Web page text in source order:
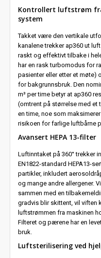
Kontrollert luftstrøm
system
Takket være den vertikale
kanalene trekker ap360 ut
raskt og effektivt tilbake i
har en rask turbomodus for
pasienter eller etter et møte)
for bakgrunnsbruk. Den
m³ per time betyr at ap360
(omtrent på størrelse med et
en time, noe som
risikoen for farlige luftbårne
Avansert HEPA 13-filter
Luftinntaket på 360° trekker
EN1822-standard HEPA13-
partikler, inkludert
og mange andre allergener.
sammen med en
gradvis blir skittent, vil viften
luftstrømmen fra maskinen
Filteret og pærene har en
bruk.
Luftsterilisering ved